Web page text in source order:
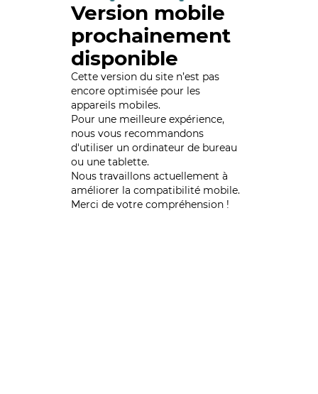
Version mobile
prochainement
disponible
Cette version du site n’est pas
encore optimisée pour les
appareils mobiles.
Pour une meilleure expérience,
nous vous recommandons
d'utiliser un ordinateur de bureau
ou une tablette.
Nous travaillons actuellement à
améliorer la compatibilité mobile.
Merci de votre compréhension !